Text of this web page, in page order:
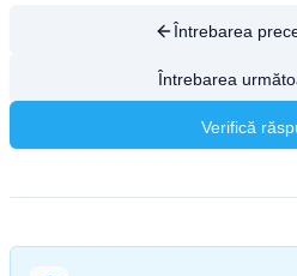
Întrebarea
Întrebarea
Verifică